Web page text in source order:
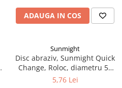
pentru vopsea pe baza de apa
ADAUGA IN COS
Sunmight
Disc abraziv, Sunmight Quick
Change, Roloc, diametru 50
mm
5,76 Lei